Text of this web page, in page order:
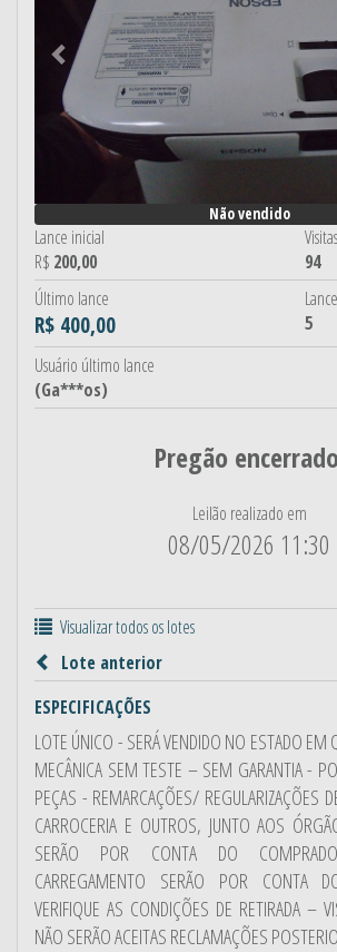
Não vendido
Lance inicial
R$ 200,00
Visitas
94
Último lance
R$ 400,00
5
Usuário último lance
(Ga***os)
Pregão
Leilão realizado em
08/05/2026 11:30
Visualizar todos os lotes
Lote anterior
ESPECIFICAÇÕES
LOTE ÚNICO - SERÁ VENDIDO NO ESTADO EM
MECÂNICA SEM TESTE – SEM GARANTIA -
PEÇAS - REMARCAÇÕES/ REGULARIZAÇÕES
CARROCERIA E OUTROS, JUNTO AOS
SERÃO POR CONTA DO
CARREGAMENTO SERÃO POR CONTA
VERIFIQUE AS CONDIÇÕES DE RETIRADA –
NÃO SERÃO ACEITAS RECLAMAÇÕES